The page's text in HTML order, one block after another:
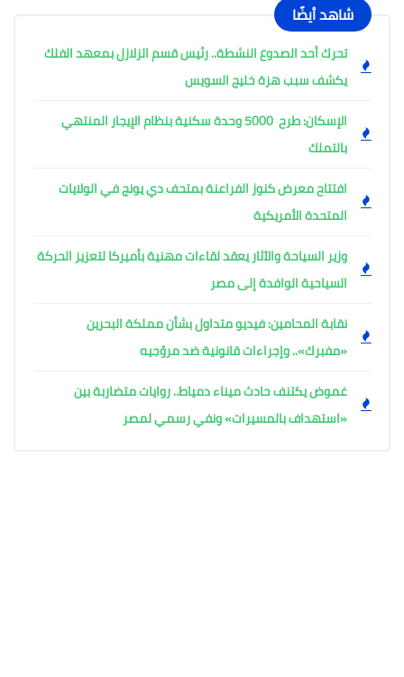
شاهد أيضًا
تحرك أحد الصدوع النشطة.. رئيس قسم الزلازل بمعهد الفلك
يكشف سبب هزة خليج السويس
الإسكان: طرح 5000 وحدة سكنية بنظام الإيجار المنتهي
بالتملك
افتتاح معرض كنوز الفراعنة بمتحف دي يونج في الولايات
المتحدة الأمريكية
وزير السياحة والآثار يعقد لقاءات مهنية بأميركا لتعزيز الحركة
السياحية الوافدة إلى مصر
نقابة المحامين: فيديو متداول بشأن مملكة البحرين
«مفبرك».. وإجراءات قانونية ضد مروّجيه
غموض يكتنف حادث ميناء دمياط.. روايات متضاربة بين
«استهداف بالمسيرات» ونفي رسمي لمصر